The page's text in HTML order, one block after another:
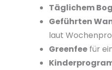
Täglichem
Geführten
laut
Greenfeefür